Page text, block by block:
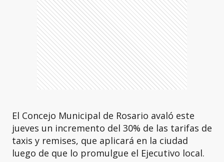
El Concejo Municipal de Rosario avaló este
jueves un incremento del 30% de las tarifas de
taxis y remises, que aplicará en la ciudad
luego de que lo promulgue el Ejecutivo local.